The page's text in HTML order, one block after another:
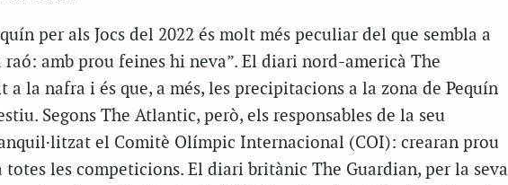
per als Jocs del 2022 és molt més peculiar del que sembla a
raó: amb prou feines hi neva”. El diari nord-americà The
a la nafra i és que, a més, les precipitacions a la zona de Pequín
Segons The Atlantic, però, els responsables de la seu
el Comitè Olímpic Internacional (COI): crearan prou
les competicions. El diari britànic The Guardian, per la seva